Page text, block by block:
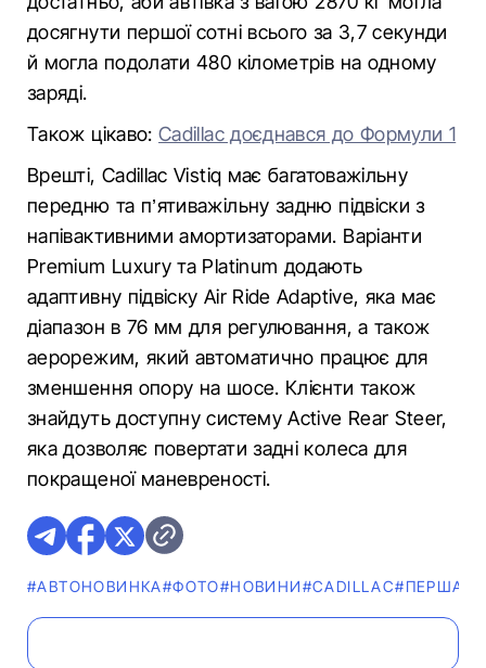
досягнути першої сотні всього за 3,7 секунди
й могла подолати 480 кілометрів на одному
заряді.
Також цікаво:Cadillac доєднався до Формули 1
Врешті, Cadillac Vistiq має багатоважільну
передню та п’ятиважільну задню підвіски з
напівактивними амортизаторами. Варіанти
Premium Luxury та Platinum додають
адаптивну підвіску Air Ride Adaptive, яка має
діапазон в 76 мм для регулювання, а також
аерорежим, який автоматично працює для
зменшення опору на шосе. Клієнти також
знайдуть доступну систему Active Rear Steer,
яка дозволяє повертати задні колеса для
покращеної маневреності.
#АВТОНОВИНКА#ФОТО#НОВИНИ#CADILLAC#ПЕРША